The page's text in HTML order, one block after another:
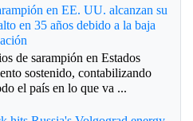
en EE. UU. alcanzan su
en 35 años debido a la baja
de sarampión en Estados
sostenido, contabilizando
el país en lo que va ...